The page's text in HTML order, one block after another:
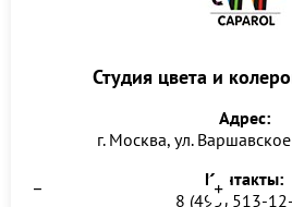
короед
6700 руб 7 900
1150 руб
Студия цвета и
Адрес:
г. Москва, ул.
Контакты:
8 (495) 513-